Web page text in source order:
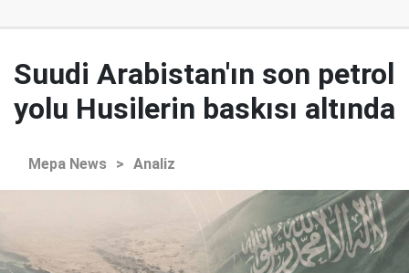
Suudi Arabistan'ın son petrol
yolu Husilerin baskısı altında
Mepa News > Analiz